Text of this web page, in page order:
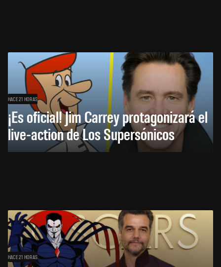
HACE 21 HORAS
¡Es oficial! Jim Carrey protagonizará el
live-action de Los Supersónicos
HACE 21 HORAS